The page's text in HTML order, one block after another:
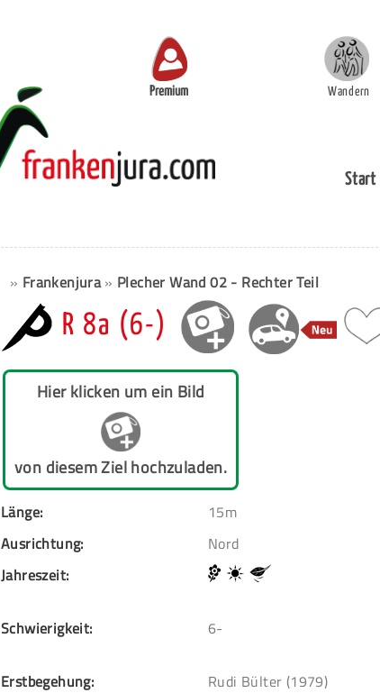
Premium Wandern
Start
» Frankenjura» Plecher Wand 02 - Rechter Teil
R 8a (6-)
Hier klicken um ein Bild
von diesem Ziel hochzuladen.
Länge:
15m
Ausrichtung:
Nord
Jahreszeit:
Schwierigkeit: 6-
Erstbegehung: Rudi Bülter (1979)